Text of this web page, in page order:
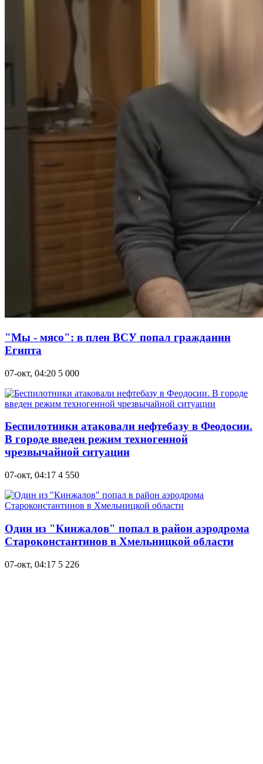
"Мы - мясо": в плен ВСУ попал гражданин
Египта
07-окт, 04:20 5 000
Беспилотники атаковали нефтебазу в Феодосии.
В городе введен режим техногенной
чрезвычайной ситуации
07-окт, 04:17 4 550
Один из "Кинжалов" попал в район аэродрома
Староконстантинов в Хмельницкой области
07-окт, 04:17 5 226